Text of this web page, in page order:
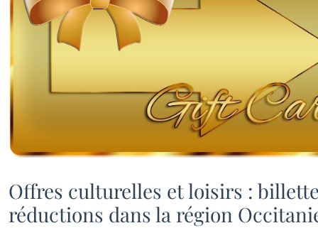
Offres culturelles et loisirs :
réductions dans la région